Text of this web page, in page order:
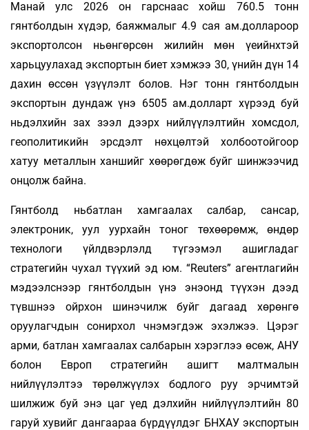
Манай улс 2026 он гарснаас хойш 760.5 тонн
гянтболдын хүдэр, баяжмалыг 4.9 сая ам.доллароор
экспортолсон ньөнгөрсөн жилийн мөн үеийнхтэй
харьцуулахад экспортын биет хэмжээ 30, үнийн дүн 14
дахин өссөн үзүүлэлт болов. Нэг тонн гянтболдын
экспортын дундаж үнэ 6505 ам.долларт хүрээд буй
ньдэлхийн зах зээл дээрх нийлүүлэлтийн хомсдол,
геополитикийн эрсдэлт нөхцөлтэй холбоотойгоор
хатуу металлын ханшийг хөөрөгдөж буйг шинжээчид
онцолж байна.
Гянтболд ньбатлан хамгаалах салбар, сансар,
электроник, уул уурхайн тоног төхөөрөмж, өндөр
технологи үйлдвэрлэлд түгээмэл ашигладаг
стратегийн чухал түүхий эд юм. “Reuters” агентлагийн
мэдээлснээр гянтболдын үнэ энэонд түүхэн дээд
түвшнээ ойрхон шинэчилж буйг дагаад хөрөнгө
оруулагчдын сонирхол чнэмэгдэж эхэлжээ. Цэрэг
арми, батлан хамгаалах салбарын хэрэглээ өсөж, АНУ
болон Европ стратегийн ашигт малтмалын
нийлүүлэлтээ төрөлжүүлэх бодлого руу эрчимтэй
шилжиж буй энэ цаг үед дэлхийн нийлүүлэлтийн 80
гаруй хувийг дангаараа бүрдүүлдэг БНХАУ экспортын